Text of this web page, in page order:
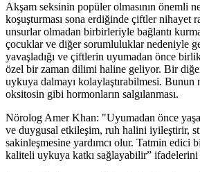
Akşam seksinin popüler olmasının önemli
koşuşturması sona erdiğinde çiftler nihayet
unsurlar olmadan birbirleriyle bağlantı
çocuklar ve diğer sorumluluklar nedeniyle
yavaşladığı ve çiftlerin uyumadan önce
özel bir zaman dilimi haline geliyor. Bir
uykuya dalmayı kolaylaştırabilmesi. Bunun
oksitosin gibi hormonların salgılanması.
Nörolog Amer Khan: "Uyumadan önce
ve duygusal etkileşim, ruh halini iyileştirir,
sakinleşmesine yardımcı olur. Tatmin edici
kaliteli uykuya katkı sağlayabilir” ifadelerini